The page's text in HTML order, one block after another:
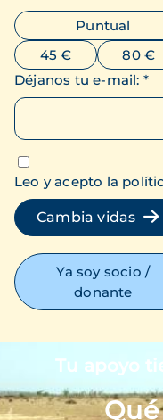
Puntual
45 €
80 €
Déjanos tu e-mail: *
Leo y acepto la
Cambia vidas
Ya soy socio /
donante
Tu apoyo